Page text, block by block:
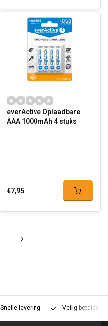
everActive Oplaadbare
AAA 1000mAh 4 stuks
€7,95
Snelle levering Veilig betalen